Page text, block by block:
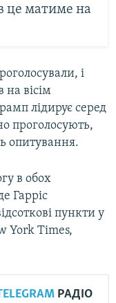
це матиме на
і
на вісім
лідирує серед
проголосують,
опитування.
в обох
Гарріс
пункти у
York Times,
РАДІО